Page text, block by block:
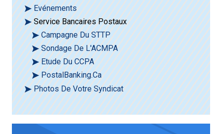
Evénements
Service Bancaires Postaux
Campagne Du STTP
Sondage De L'ACMPA
Etude Du CCPA
PostalBanking.ca
Photos De Votre Syndicat